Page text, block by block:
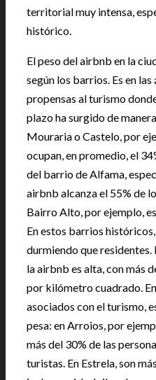
territorial muy intensa,
histórico.
El peso del airbnb en la
según los barrios. Es en
propensas al turismo
plazo ha surgido de
Mouraria o Castelo, por
ocupan, en promedio, el
del barrio de Alfama,
airbnb alcanza el 55% de
Bairro Alto, por ejemplo,
En estos barrios
durmiendo que
la airbnb es alta, con más
por kilómetro cuadrado.
asociados con el turismo,
pesa: en Arroios, por
más del 30% de las
turistas. En Estrela, son